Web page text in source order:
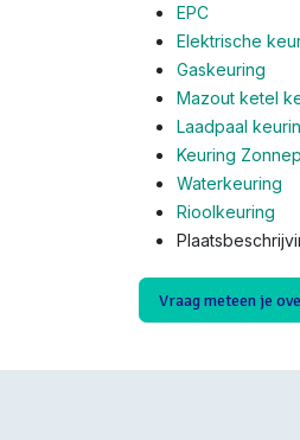
EPC
Elektrische
Gaskeuring
Mazout ketel
Laadpaal
Keuring
Waterkeuring
Rioolkeuring
Vraag meteen je